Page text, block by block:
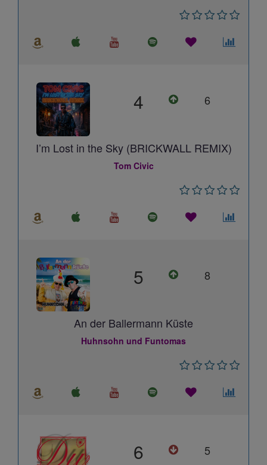
4 6
I’m Lost in the Sky (BRICKWALL REMIX)
Tom Civic
5 8
An der Ballermann Küste
Huhnsohn und Funtomas
6 5